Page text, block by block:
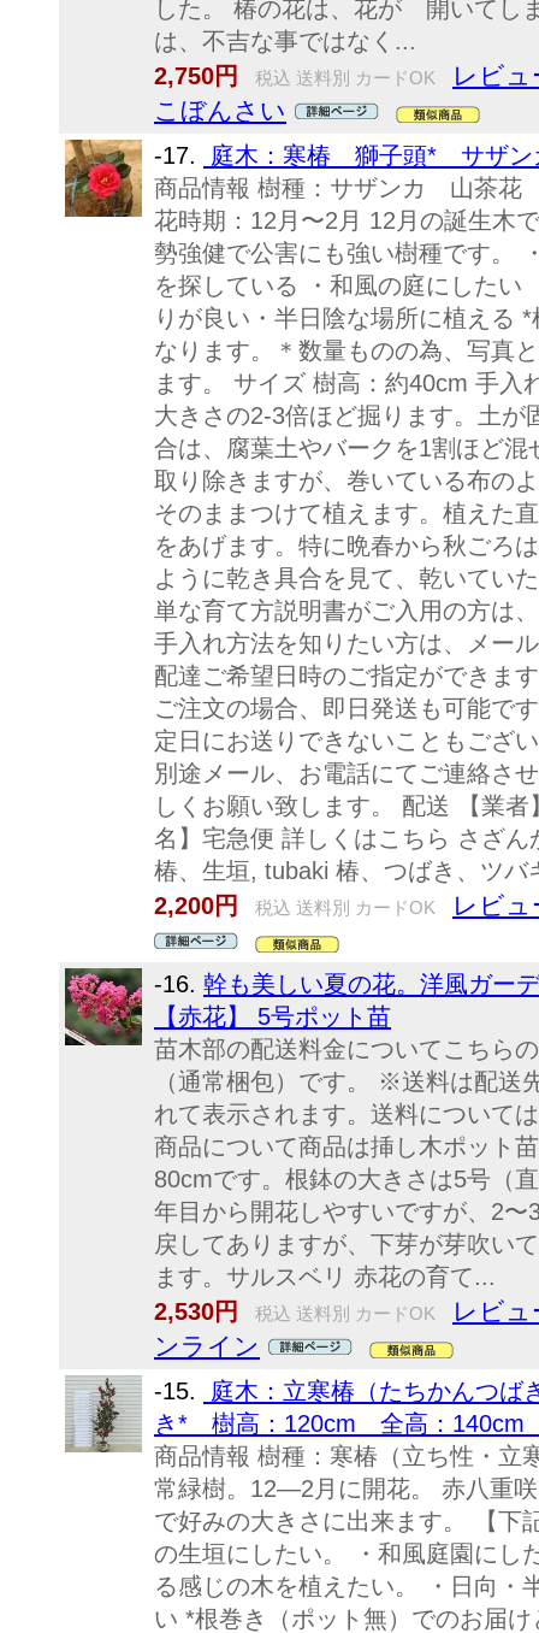
した。 椿の花は、花が 開いてし
は、不吉な事ではなく...
2,750円
税込 送料別 カードOK
レビュ
こぼんさい
-17.
庭木：寒椿 獅子頭* サザン
商品情報 樹種：サザンカ 山茶
花時期：12月〜2月 12月の誕生木
勢強健で公害にも強い樹種です。
を探している ・和風の庭にしたい
りが良い・半日陰な場所に植える
なります。＊数量ものの為、写真
ます。 サイズ 樹高：約40cm 手入
大きさの2-3倍ほど掘ります。土
合は、腐葉土やバークを1割ほど
取り除きますが、巻いている布の
そのままつけて植えます。植えた
をあげます。特に晩春から秋ごろ
ように乾き具合を見て、乾いてい
単な育て方説明書がご入用の方は
手入れ方法を知りたい方は、メー
配達ご希望日時のご指定ができま
ご注文の場合、即日発送も可能で
定日にお送りできないこともござ
別途メール、お電話にてご連絡さ
しくお願い致します。 配送 【業
名】宅急便 詳しくはこちら さざ
椿、生垣, tubaki 椿、つばき、ツ
2,200円
税込 送料別 カードOK レビュ
-16. 幹も美しい夏の花。洋風ガー
【赤花】 5号ポット苗
苗木部の配送料金についてこちら
（通常梱包）です。 ※送料は配送
れて表示されます。送料について
商品について商品は挿し木ポット
80cmです。根鉢の大きさは5号（
年目から開花しやすいですが、2
戻してありますが、下芽が芽吹い
ます。サルスベリ 赤花の育て...
2,530円
税込 送料別 カードOK
レビュ
ンライン
-15.
庭木：立寒椿（たちかんつば
き* 樹高：120cm 全高：140cm
商品情報 樹種：寒椿（立ち性・
常緑樹。12—2月に開花。 赤八重
で好みの大きさに出来ます。 【下
の生垣にしたい。 ・和風庭園にし
る感じの木を植えたい。 ・日向・
い *根巻き（ポット無）でのお届